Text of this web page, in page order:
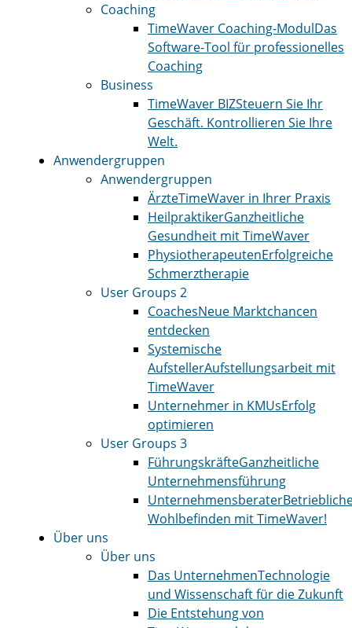
Coaching
TimeWaver Coaching-ModulDas
Software-Tool für professionelles
Coaching
Business
TimeWaver BIZSteuern Sie Ihr
Geschäft. Kontrollieren Sie Ihre
Welt.
Anwendergruppen
Anwendergruppen
ÄrzteTimeWaver in Ihrer Praxis
HeilpraktikerGanzheitliche
Gesundheit mit TimeWaver
PhysiotherapeutenErfolgreiche
Schmerztherapie
User Groups 2
CoachesNeue Marktchancen
entdecken
Systemische
AufstellerAufstellungsarbeit mit
TimeWaver
Unternehmer in KMUsErfolg
optimieren
User Groups 3
FührungskräfteGanzheitliche
Unternehmensführung
Unternehmensberater
Wohlbefinden mit TimeWaver!
Über uns
Über uns
Das UnternehmenTechnologie
und Wissenschaft für die Zukunft
Die Entstehung von